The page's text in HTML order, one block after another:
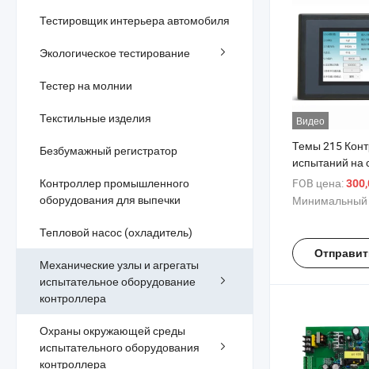
Тестировщик интерьера автомобиля
Экологическое тестирование
Тестер на молнии
Текстильные изделия
Безбумажный регистратор
Контроллер промышленного
оборудования для выпечки
Тепловой насос (охладитель)
Механические узлы и агрегаты
испытательное оборудование
контроллера
Охраны окружающей среды
испытательного оборудования
контроллера
Видео
Темы 215
испытаний на
Машина для
силу вставки
FOB цена:
Минимальный